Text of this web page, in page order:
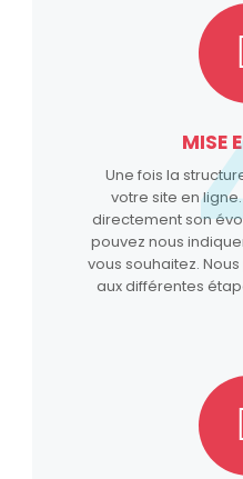
MISE
Une fois la
votre site en
directement son
pouvez nous
vous souhaitez.
aux différentes